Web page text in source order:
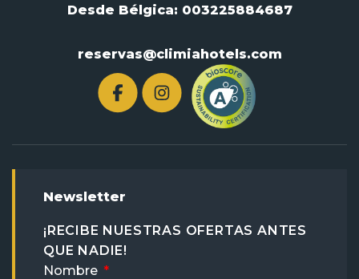
Desde Bélgica: 003225884687
reservas@climiahotels.com
Newsletter
¡RECIBE NUESTRAS OFERTAS ANTES
QUE NADIE!
Nombre